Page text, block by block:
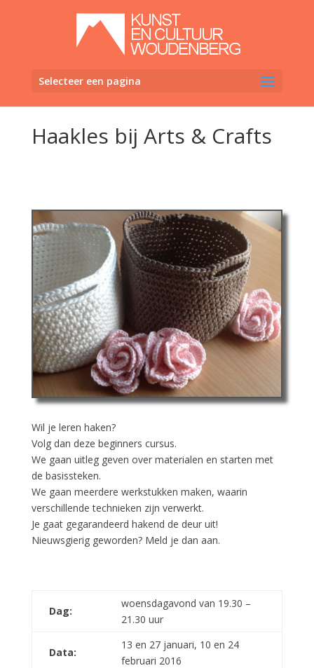
Selecteer een pagina
Haakles bij Arts & Crafts
Wil je leren haken?
Volg dan deze beginners cursus.
We gaan uitleg geven over materialen en starten met
de basissteken.
We gaan meerdere werkstukken maken, waarin
verschillende technieken zijn verwerkt.
Je gaat gegarandeerd hakend de deur uit!
Nieuwsgierig geworden? Meld je dan aan.
Dag:
woensdagavond van 19.30 –
21.30 uur
Data:
13 en 27 januari, 10 en 24
februari 2016